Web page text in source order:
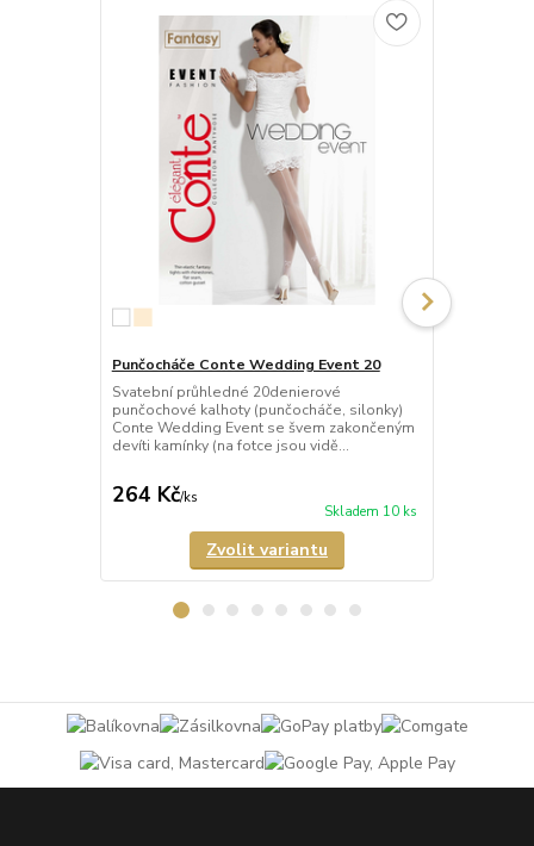
Punčocháče Conte Wedding Event 20
Svatební průhledné 20denierové
punčochové kalhoty (punčocháče, silonky)
Conte Wedding Event se švem zakončeným
devíti kamínky (na fotce jsou vidě...
264 Kč/ks
Skladem 10 ks
Zvolit variantu